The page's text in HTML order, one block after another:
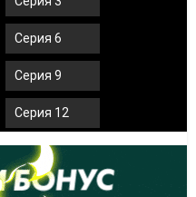
Серия 6
Серия 9
Серия 12